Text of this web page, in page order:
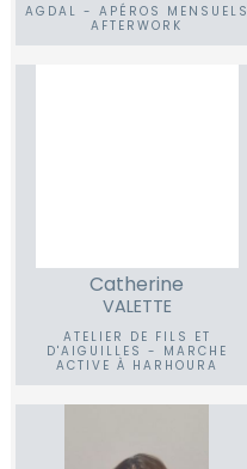
AGDAL - APÉROS MENSUELS
AFTERWORK
Catherine
VALETTE
ATELIER DE FILS ET
D'AIGUILLES - MARCHE
ACTIVE À HARHOURA